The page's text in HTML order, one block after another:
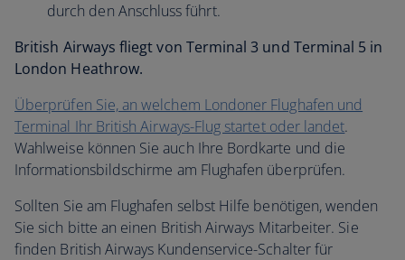
durch den Anschluss führt.
British Airways fliegt von Terminal 3 und Terminal 5 in
London Heathrow.
Überprüfen Sie, an welchem Londoner Flughafen und
Terminal Ihr British Airways-Flug startet oder landet.
Wahlweise können Sie auch Ihre Bordkarte und die
Informationsbildschirme am Flughafen überprüfen.
Sollten Sie am Flughafen selbst Hilfe benötigen, wenden
Sie sich bitte an einen British Airways Mitarbeiter. Sie
finden British Airways Kundenservice-Schalter für